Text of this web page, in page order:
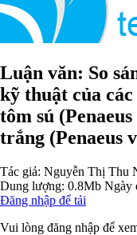
Luận văn: So
kỹ thuật của
tôm sú
trắng (Penaeus
Tác giả: Nguyễn Thị Thu
Dung lượng: 0.8Mb Ngày
Đăng nhập để tải
Vui lòng đăng nhập để